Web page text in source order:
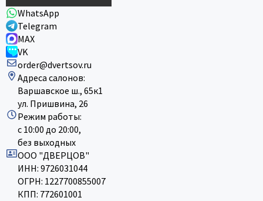
WhatsApp
Telegram
MAX
VK
order@dvertsov.ru
Адреса салонов:
Варшавское ш., 65к1
ул. Пришвина, 26
Режим работы:
с 10:00 до 20:00,
без выходных
ООО "ДВЕРЦОВ"
ИНН: 9726031044
ОГРН: 1227700855007
КПП: 772601001